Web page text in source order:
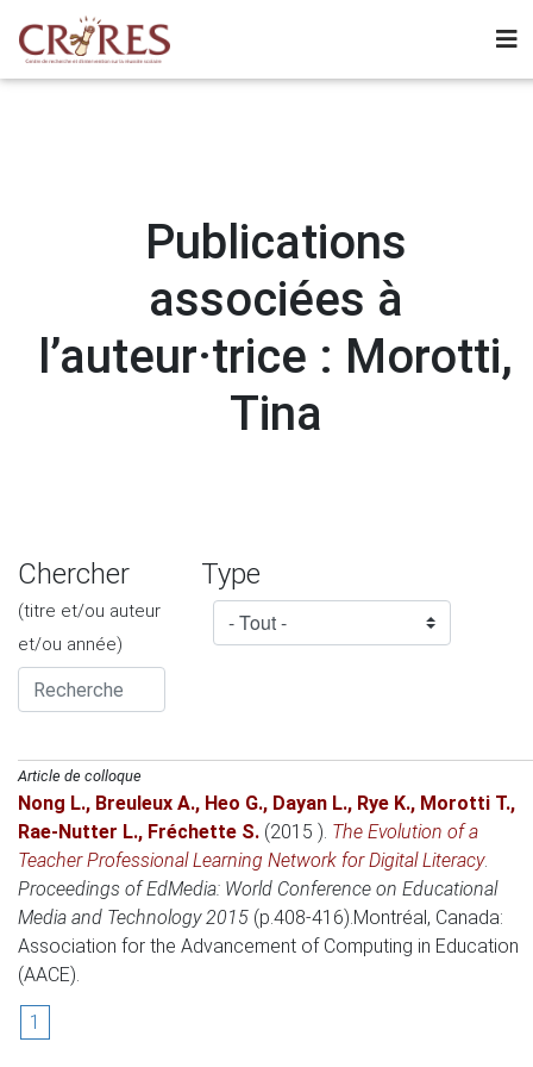
Publications
associées à
l’auteur·trice : Morotti,
Tina
Chercher
(titre et/ou auteur
et/ou année)
Type
Article de colloque
Nong L., Breuleux A., Heo G., Dayan L., Rye K., Morotti T.,
Rae-Nutter L., Fréchette S. (2015 ). The Evolution of a
Teacher Professional Learning Network for Digital Literacy.
Proceedings of EdMedia: World Conference on Educational
Media and Technology 2015 (p.408-416).Montréal, Canada:
Association for the Advancement of Computing in Education
(AACE).
1